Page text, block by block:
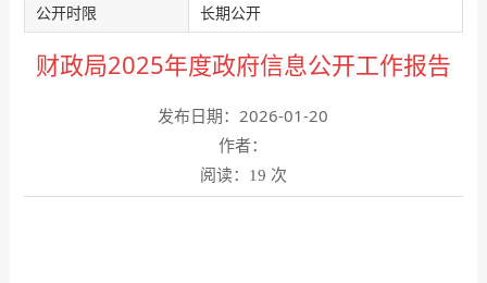
公开时限
长期公开
财政局2025年度政府信息公开工作报告
发布日期：2026-01-20
作者：
阅读：
19 次